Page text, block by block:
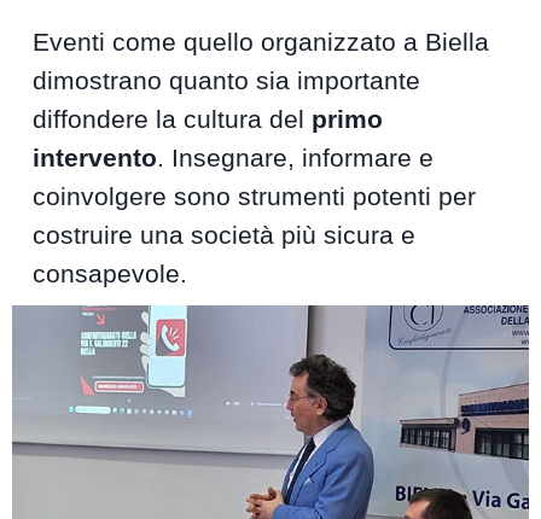
Eventi come quello organizzato a Biella
dimostrano quanto sia importante
diffondere la cultura del primo
intervento. Insegnare, informare e
coinvolgere sono strumenti potenti per
costruire una società più sicura e
consapevole.